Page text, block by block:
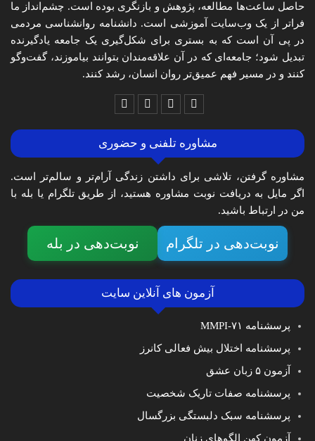
حاصل ساعت‌ها مطالعه، پژوهش و بازنگری بوده است. چشم‌انداز ما
فراتر از یک وب‌سایت آموزشی است. دانشنامه روانشناسی مردمی
در پی آن است که به بستری برای شکل‌گیری یک جامعه یادگیرنده
تبدیل شود؛ جامعه‌ای که در آن علاقه‌مندان بتوانند بیاموزند، گفت‌وگو
کنند و در مسیر فهم عمیق‌تر روان انسان، رشد کنند.
مشاوره تلفنی و حضوری
مشاوره گرفتن، تلاشی برای داشتن زندگی آرام‌تر و سالم‌تر است.
اگر مایل به دریافت نوبت مشاوره هستید، از طریق تلگرام یا بله با
من در ارتباط باشید.
نوبت‌دهی در تلگرام نوبت‌دهی در بله
آزمون های آنلاین سایت
پرسشنامه MMPI-۷۱
پرسشنامه اختلال بیش فعالی کانرز
آزمون ۵ زبان عشق
پرسشنامه صفات تاریک شخصیت
پرسشنامه سبک دلبستگی بزرگسال
آزمون کهن الگوهای زنان